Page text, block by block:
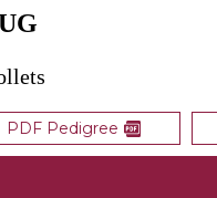
PDF Pedigree